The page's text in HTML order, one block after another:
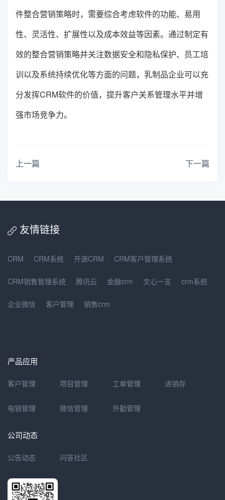
件整合营销策略时，需要综合考虑软件的功能、易用
性、灵活性、扩展性以及成本效益等因素。通过制定有
效的整合营销策略并关注数据安全和隐私保护、员工培
训以及系统持续优化等方面的问题，乳制品企业可以充
分发挥CRM软件的价值，提升客户关系管理水平并增
强市场竞争力。
上一篇 下一篇
友情链接
CRM CRM系统 开源CRM CRM客户管理系统
CRM销售管理系统 腾讯云 金融crm 文心一言 crm系统
企业微信 客户管理 销售crm
产品应用
客户管理 项目管理 工单管理 进销存
电销管理 微信管理 外勤管理
公司动态
公告动态 问答社区